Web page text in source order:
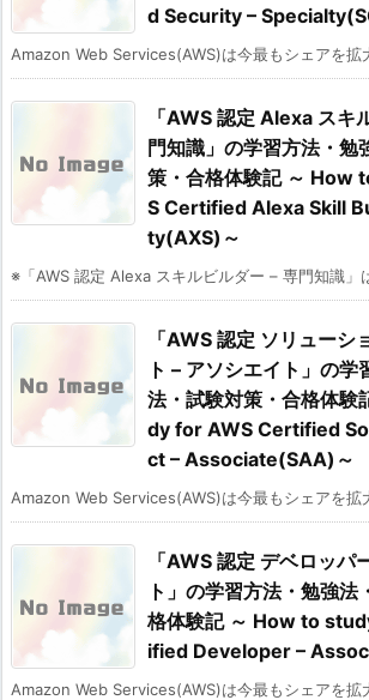
d Security –
Amazon Web Services(AWS)は今最もシェアを拡
「AWS 認定 Alexa スキ
門知識」の学習方法・勉
策・合格体験記 ～ How
S Certified Alexa Skill
ty(AXS)～
※「AWS 認定 Alexa スキルビルダー – 専門知識
「AWS 認定 ソリューシ
ト – アソシエイト」の学
法・試験対策・合格体
dy for AWS Certified
ct – Associate(SAA)～
Amazon Web Services(AWS)は今最もシェアを拡
「AWS 認定 デベロッパ
ト」の学習方法・勉強法
格体験記 ～ How to
ified Developer –
Amazon Web Services(AWS)は今最もシェアを拡